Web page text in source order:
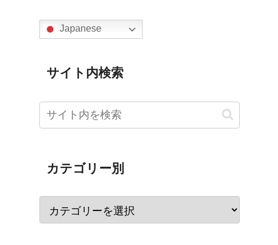
Japanese
サイト内検索
カテゴリー別